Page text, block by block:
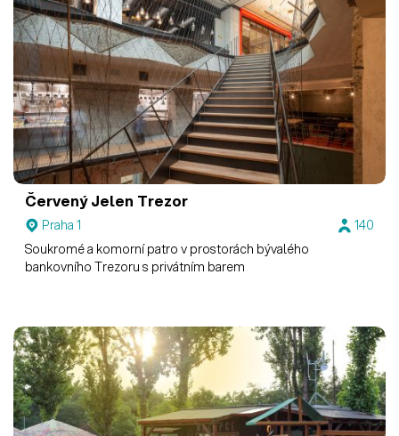
Červený Jelen Trezor
Praha 1
140
Soukromé a komorní patro v prostorách bývalého
bankovního Trezoru s privátním barem